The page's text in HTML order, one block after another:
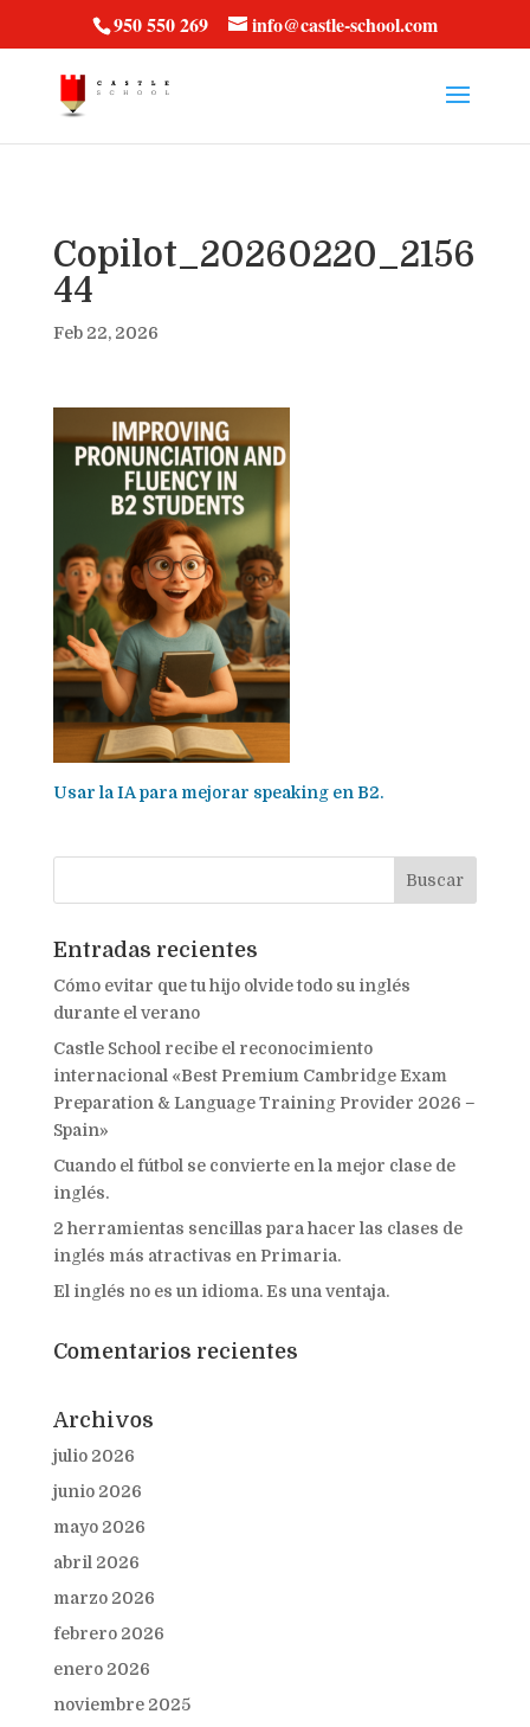
950 550 269 info@castle-school.com
Copilot_20260220_2156
44
Feb 22, 2026
Usar la IA para mejorar speaking en B2.
Entradas recientes
Cómo evitar que tu hijo olvide todo su inglés
durante el verano
Castle School recibe el reconocimiento
internacional «Best Premium Cambridge Exam
Preparation & Language Training Provider 2026 –
Spain»
Cuando el fútbol se convierte en la mejor clase de
inglés.
2 herramientas sencillas para hacer las clases de
inglés más atractivas en Primaria.
El inglés no es un idioma. Es una ventaja.
Comentarios recientes
Archivos
julio 2026
junio 2026
mayo 2026
abril 2026
marzo 2026
febrero 2026
enero 2026
noviembre 2025